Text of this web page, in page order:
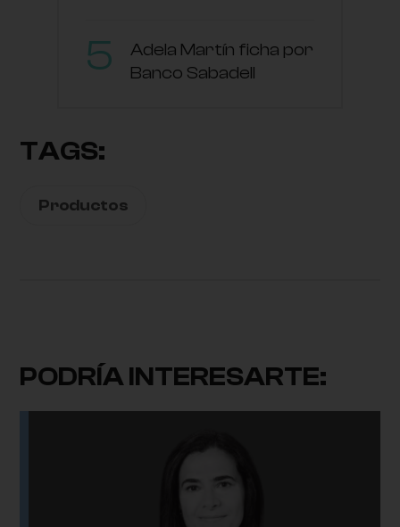
Adela Martín ficha por
Banco Sabadell
TAGS:
Productos
PODRÍA INTERESARTE: